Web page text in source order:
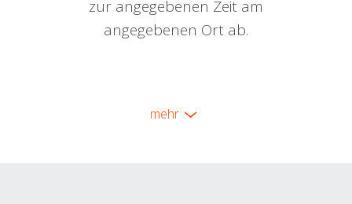
zur angegebenen Zeit am
angegebenen Ort ab.
mehr